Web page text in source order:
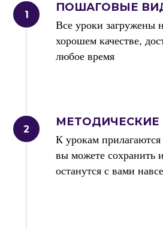
ПОШАГОВЫЕ
Все уроки загружены
хорошем качестве,
любое время
К урокам
вы можете сохранить
останутся с вами